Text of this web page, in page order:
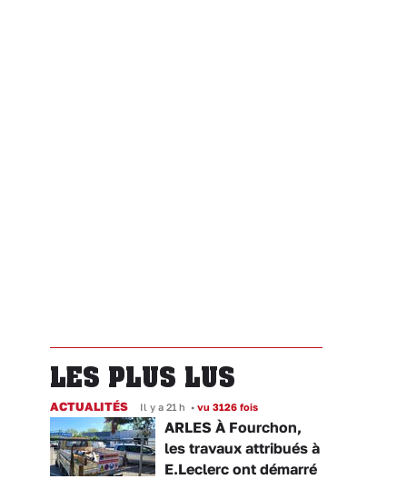
LES PLUS LUS
ACTUALITÉS Il y a 21 h • vu 3126 fois
ARLES À Fourchon,
les travaux attribués à
E.Leclerc ont démarré